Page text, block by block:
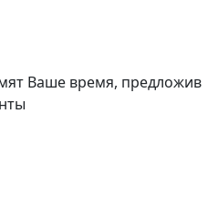
Ваше время, предложив